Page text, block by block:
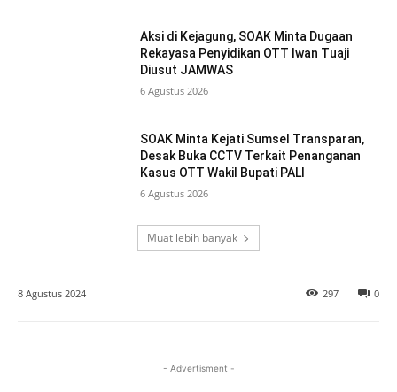
Aksi di Kejagung, SOAK Minta Dugaan
Rekayasa Penyidikan OTT Iwan Tuaji
Diusut JAMWAS
6 Agustus 2026
SOAK Minta Kejati Sumsel Transparan,
Desak Buka CCTV Terkait Penanganan
Kasus OTT Wakil Bupati PALI
6 Agustus 2026
Muat lebih banyak
8 Agustus 2024 0
297
- Advertisment -